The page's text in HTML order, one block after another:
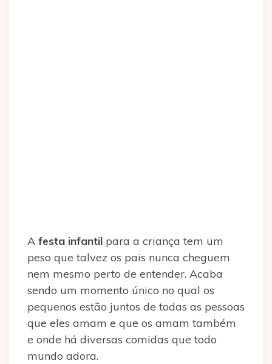
A festa infantil para a criança tem um
peso que talvez os pais nunca cheguem
nem mesmo perto de entender. Acaba
sendo um momento único no qual os
pequenos estão juntos de todas as pessoas
que eles amam e que os amam também
e onde há diversas comidas que todo
mundo adora.